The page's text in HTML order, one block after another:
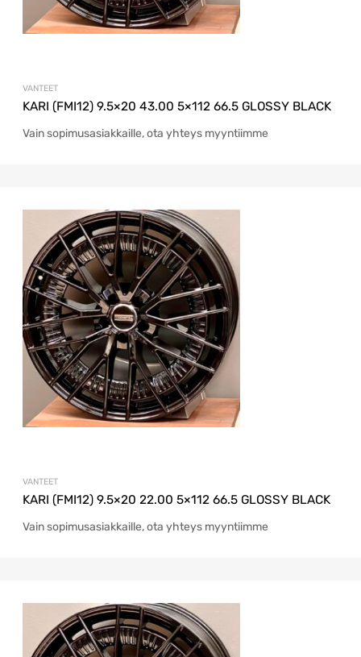
VANTEET
KARI (FMI12) 9.5×20 43.00 5×112 66.5 GLOSSY BLACK
Vain sopimusasiakkaille, ota yhteys myyntiimme
VANTEET
KARI (FMI12) 9.5×20 22.00 5×112 66.5 GLOSSY BLACK
Vain sopimusasiakkaille, ota yhteys myyntiimme